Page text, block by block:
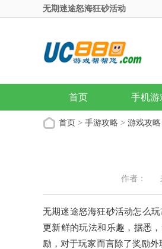
无期迷途怒海狂砂活动
首页 手机游
首页 > 手游攻略 > 游戏攻略
作者：
无期迷途怒海狂砂活动怎么
更新鲜的玩法和乐趣，据悉
励，对于玩家而言除了奖励